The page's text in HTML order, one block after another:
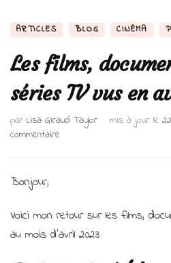
ARTICLES BLOG CINÉMA
Les films,
séries TV vus en
par Lisa Giraud Taylor mis à jour le
commentaire
TV
vus
Bonjour,
Voici mon retour sur les films,
au mois d’avril 2023